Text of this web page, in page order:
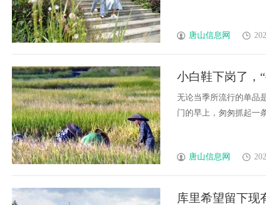
唐山信息网
小白鞋下岗了，
无论当季所流行的单品
门的早上，匆匆抓起一
唐山信息网
库里希望留下现